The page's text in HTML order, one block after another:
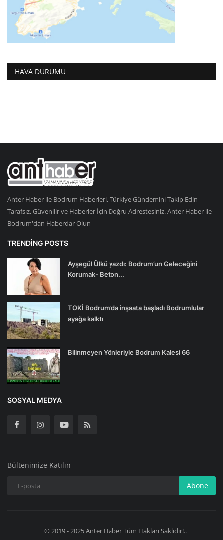
HAVA DURUMU
Anter Haber ile Bodrum Haberleri, Türkiye Gündemini Takip Edin
Tarafsız, Güvenilir ve Haberler İçin Doğru Adrestesiniz. Anter Haber ile
Bodrum'dan Haberdar Olun
TRENDING POSTS
Ayşegül Ülkü yazdı: Bodrum’un Geleceğini
Korumak- Beton...
TOKİ Bodrum’da inşaata başladı Bodrumlular
ayağa kalktı
Bilinmeyen Yönleriyle Bodrum Kalesi 66
SOSYAL MEDYA
Bültenimize Katılın
Abone
© 2019 - 2025 Anter Haber Tüm Hakları Saklıdır!..